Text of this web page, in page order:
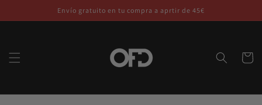
directamente
al contenido
Envío gratuito en tu compra a aprtir de 45€
Carrito